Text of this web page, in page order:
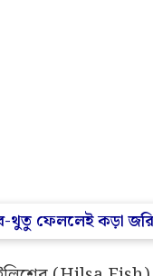
থুতু ফেললেই কড়া